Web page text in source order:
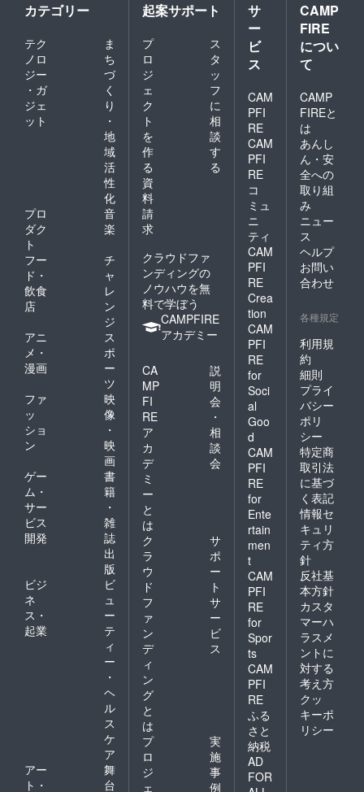
カテゴリー
テク
ノロ
ジー
・ガ
ジェ
ット
ま
ち
づ
く
り
・
地
域
活
性
化
プロ
ダク
ト
音
楽
フー
ド・
飲食
店
チ
ャ
レ
ン
ジ
アニ
メ・
漫画
ス
ポ
ー
ツ
ファ
ッ
ショ
ン
映
像
・
映
画
ゲー
ム・
サー
ビス
開発
書
籍
・
雑
誌
出
版
ビジ
ネ
ス・
起業
ビ
ュ
ー
テ
ィ
ー
・
ヘ
ル
ス
ケ
ア
アー
ト・
舞
台
起案サポート
プ
ロ
ジ
ェ
ク
ト
を
作
る
ス
タ
ッ
フ
に
相
談
す
る
資
料
請
求
クラウドファ
ンディングの
ノウハウを無
料で学ぼう
CAMPFIRE
アカデミー
CA
MP
FI
RE
ア
カ
デ
ミ
ー
と
は
説
明
会
・
相
談
会
ク
ラ
ウ
ド
フ
ァ
ン
デ
ィ
ン
グ
と
は
サ
ポ
ー
ト
サ
ー
ビ
ス
プ
ロ
ジ
ェ
実
施
事
例
サ
ー
ビ
ス
CAM
PFI
RE
CAM
PFI
RE
コ
ミュ
ニ
ティ
CAM
PFI
RE
Crea
tion
CAM
PFI
RE
for
Soci
al
Goo
d
CAM
PFI
RE
for
Ente
rtain
men
t
CAM
PFI
RE
for
Spor
ts
CAM
PFI
RE
ふる
さと
納税
AD
FOR
CAMP
FIRE
につい
て
CAMP
FIREと
は
あんし
ん・安
全への
取り組
み
ニュー
ス
ヘルプ
お問い
合わせ
各種規定
利用規
約
細則
プライ
バシー
ポリ
シー
特定商
取引法
に基づ
く表記
情報セ
キュリ
ティ方
針
反社基
本方針
カスタ
マーハ
ラスメ
ントに
対する
考え方
クッ
キーポ
リシー